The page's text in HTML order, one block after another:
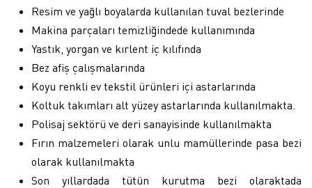
Resim ve yağlı boyalarda kullanılan tuval bezlerinde
Makina parçaları temizliğindede kullanımında
Yastık, yorgan ve kırlent iç kılıfında
Bez afiş çalışmalarında
Koyu renkli ev tekstil ürünleri içi astarlarında
Koltuk takımları alt yüzey astarlarında kullanılmakta.
Polisaj sektörü ve deri sanayisinde kullanılmakta
Fırın malzemeleri olarak unlu mamüllerinde pasa bezi
olarak kullanılmakta
Son yıllardada tütün kurutma bezi olaraktada